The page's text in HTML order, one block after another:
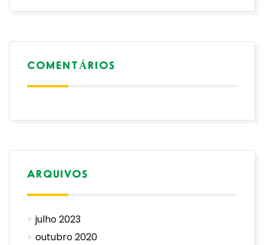
COMENTÁRIOS
ARQUIVOS
julho 2023
outubro 2020